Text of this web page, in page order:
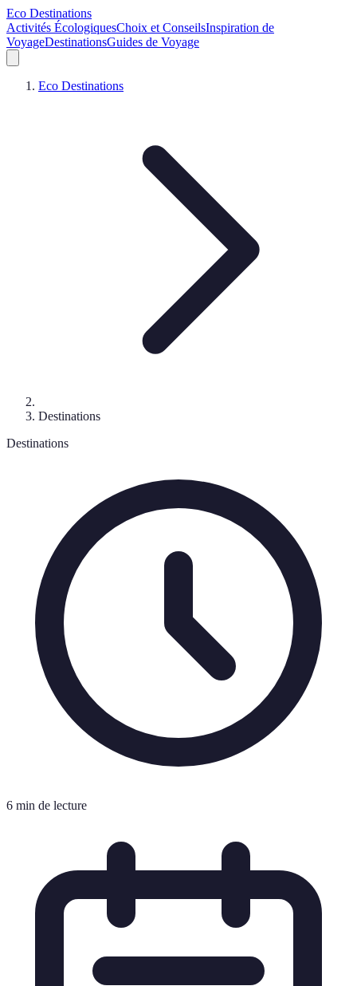
Eco Destinations
Activités ÉcologiquesChoix et ConseilsInspiration de
VoyageDestinationsGuides de Voyage
Eco Destinations
Destinations
Destinations
6 min de lecture